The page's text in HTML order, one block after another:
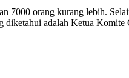
7000 orang kurang lebih.
diketahui adalah Ketua Komite